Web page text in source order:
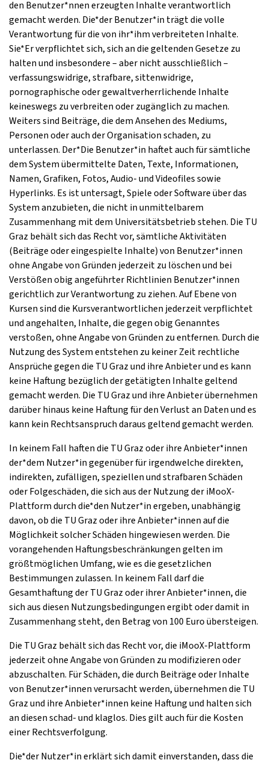
den Benutzer*nnen erzeugten Inhalte verantwortlich
gemacht werden. Die*der Benutzer*in trägt die volle
Verantwortung für die von ihr*ihm verbreiteten Inhalte.
Sie*Er verpflichtet sich, sich an die geltenden Gesetze zu
halten und insbesondere – aber nicht ausschließlich –
verfassungswidrige, strafbare, sittenwidrige,
pornographische oder gewaltverherrlichende Inhalte
keineswegs zu verbreiten oder zugänglich zu machen.
Weiters sind Beiträge, die dem Ansehen des Mediums,
Personen oder auch der Organisation schaden, zu
unterlassen. Der*Die Benutzer*in haftet auch für sämtliche
dem System übermittelte Daten, Texte, Informationen,
Namen, Grafiken, Fotos, Audio- und Videofiles sowie
Hyperlinks. Es ist untersagt, Spiele oder Software über das
System anzubieten, die nicht in unmittelbarem
Zusammenhang mit dem Universitätsbetrieb stehen. Die TU
Graz behält sich das Recht vor, sämtliche Aktivitäten
(Beiträge oder eingespielte Inhalte) von Benutzer*innen
ohne Angabe von Gründen jederzeit zu löschen und bei
Verstößen obig angeführter Richtlinien Benutzer*innen
gerichtlich zur Verantwortung zu ziehen. Auf Ebene von
Kursen sind die Kursverantwortlichen jederzeit verpflichtet
und angehalten, Inhalte, die gegen obig Genanntes
verstoßen, ohne Angabe von Gründen zu entfernen. Durch die
Nutzung des System entstehen zu keiner Zeit rechtliche
Ansprüche gegen die TU Graz und ihre Anbieter und es kann
keine Haftung bezüglich der getätigten Inhalte geltend
gemacht werden. Die TU Graz und ihre Anbieter übernehmen
darüber hinaus keine Haftung für den Verlust an Daten und es
kann kein Rechtsanspruch daraus geltend gemacht werden.
In keinem Fall haften die TU Graz oder ihre Anbieter*innen
der*dem Nutzer*in gegenüber für irgendwelche direkten,
indirekten, zufälligen, speziellen und strafbaren Schäden
oder Folgeschäden, die sich aus der Nutzung der iMooX-
Plattform durch die*den Nutzer*in ergeben, unabhängig
davon, ob die TU Graz oder ihre Anbieter*innen auf die
Möglichkeit solcher Schäden hingewiesen werden. Die
vorangehenden Haftungsbeschränkungen gelten im
größtmöglichen Umfang, wie es die gesetzlichen
Bestimmungen zulassen. In keinem Fall darf die
Gesamthaftung der TU Graz oder ihrer Anbieter*innen, die
sich aus diesen Nutzungsbedingungen ergibt oder damit in
Zusammenhang steht, den Betrag von 100 Euro übersteigen.
Die TU Graz behält sich das Recht vor, die iMooX-Plattform
jederzeit ohne Angabe von Gründen zu modifizieren oder
abzuschalten. Für Schäden, die durch Beiträge oder Inhalte
von Benutzer*innen verursacht werden, übernehmen die TU
Graz und ihre Anbieter*innen keine Haftung und halten sich
an diesen schad- und klaglos. Dies gilt auch für die Kosten
einer Rechtsverfolgung.
Die*der Nutzer*in erklärt sich damit einverstanden, dass die